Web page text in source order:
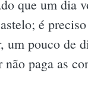
que um dia
é
um pouco de
não paga as